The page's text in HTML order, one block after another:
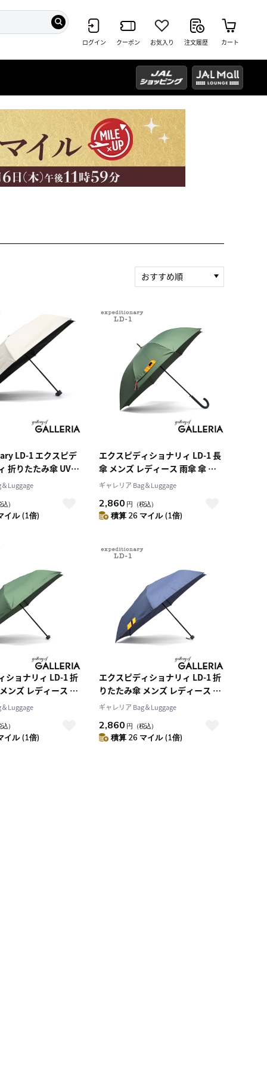
ログイン クーポン お気入り 注文履歴 カート
おすすめ順
積算マイル率（高い
人気順
レビュー件数（多い
順）
レビュー評価（高い
順）
価格（安い順）
価格（高い順）
LD-1 エクスピデ
折りたたみ傘 UVカ
ー おしゃれ シンプ
Luggage
）
イル (1倍)
エクスピディショナリィ LD-1 長
傘 メンズ レディース 雨傘 傘 ジ
ャンプ式 ワンタッチ MA-1 大き
ー 通勤 通学 UVカット 耐風骨 丈
夫 expeditionary LD-1 親骨
ギャレリア Bag＆Luggage
2,860 円 （税込）
積算 26 マイル (1倍)
ショナリィ LD-1 折
ンズ レディース 雨
動 折りたたみ MA-
通学 UVカット
LD-1 親骨58cm
Luggage
）
イル (1倍)
エクスピディショナリィ LD-1 折
りたたみ傘 メンズ レディース 雨
傘 傘 手開き 手動 折りたたみ MA-
リタリー 通勤 通学 UVカット
expeditionary LD-1 親骨58cm
ギャレリア Bag＆Luggage
2,860 円 （税込）
積算 26 マイル (1倍)